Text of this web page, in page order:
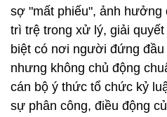
sợ "mất phiếu", ảnh hưởng
trì trệ trong xử lý, giải
biệt có nơi người đứng
nhưng không chủ động
cán bộ ý thức tổ chức kỷ
sự phân công, điều động